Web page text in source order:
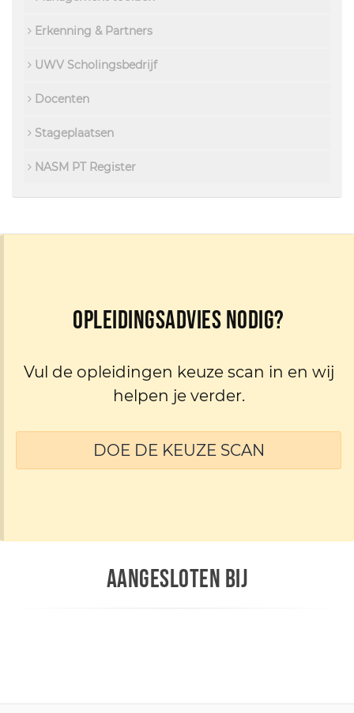
Erkenning & Partners
UWV Scholingsbedrijf
Docenten
Stageplaatsen
NASM PT Register
Opleidingsadvies nodig?
Vul de opleidingen keuze scan in en wij
helpen je verder.
DOE DE KEUZE SCAN
AANGESLOTEN BIJ